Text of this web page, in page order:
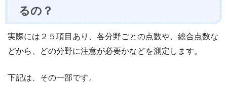
るの？
実際には２５項目あり、各分野ごとの点数や、総合点数な
どから、どの分野に注意が必要かなどを測定します。
下記は、その一部です。